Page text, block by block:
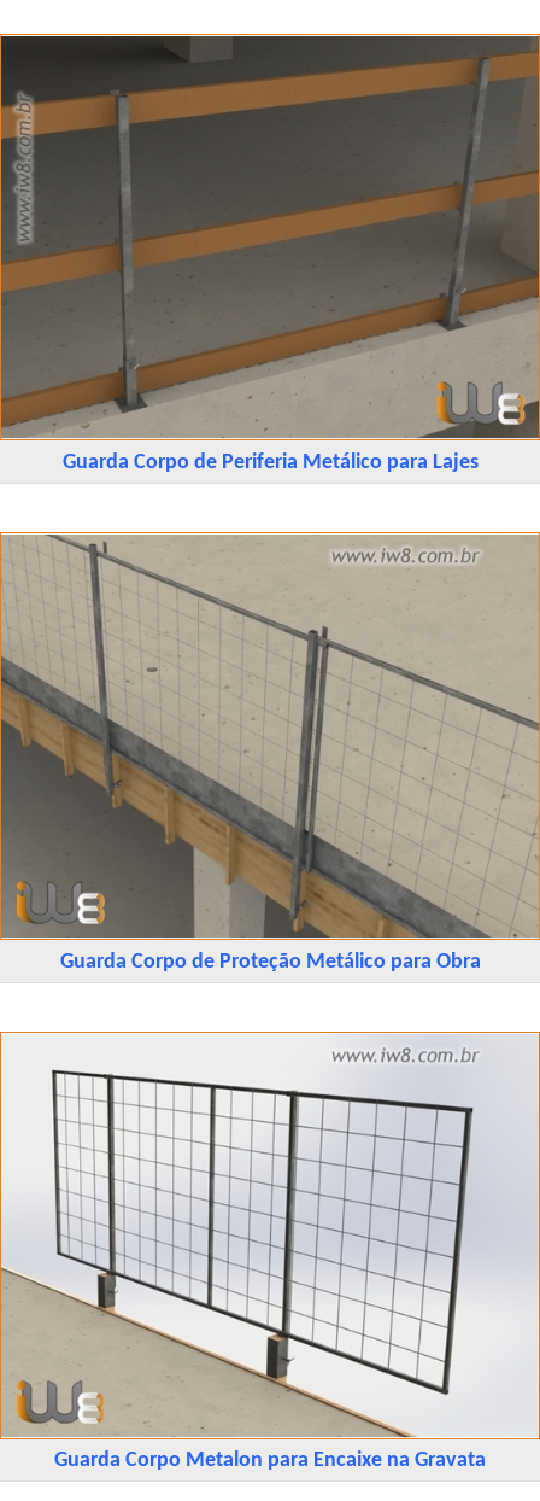
Guarda Corpo de Periferia Metálico para Lajes
Guarda Corpo de Proteção Metálico para Obra
Guarda Corpo Metalon para Encaixe na Gravata